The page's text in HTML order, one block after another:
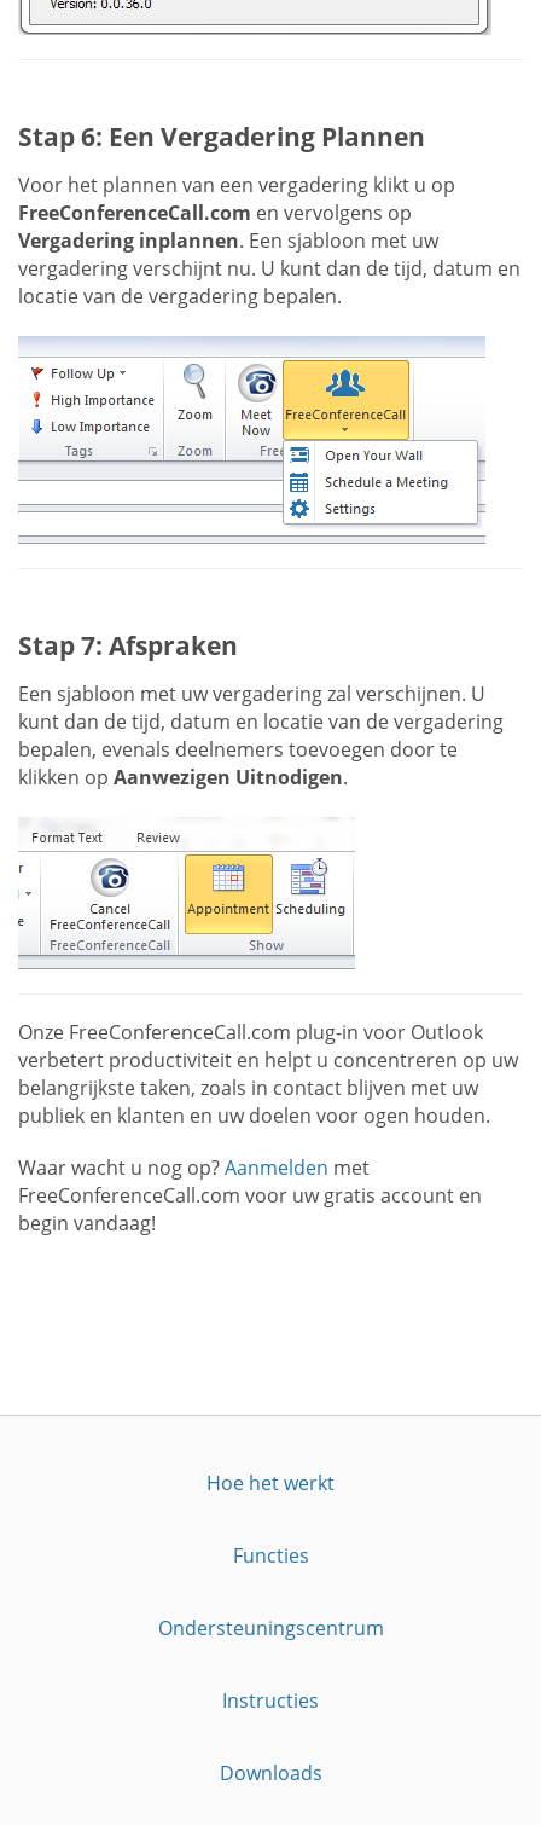
Stap 6: Een Vergadering Plannen
Voor het plannen van een vergadering klikt u op
FreeConferenceCall.com en vervolgens op
Vergadering inplannen. Een sjabloon met uw
vergadering verschijnt nu. U kunt dan de tijd, datum en
locatie van de vergadering bepalen.
Stap 7: Afspraken
Een sjabloon met uw vergadering zal verschijnen. U
kunt dan de tijd, datum en locatie van de vergadering
bepalen, evenals deelnemers toevoegen door te
klikken op Aanwezigen Uitnodigen.
Onze FreeConferenceCall.com plug-in voor Outlook
verbetert productiviteit en helpt u concentreren op uw
belangrijkste taken, zoals in contact blijven met uw
publiek en klanten en uw doelen voor ogen houden.
Waar wacht u nog op?Aanmelden met
FreeConferenceCall.com voor uw gratis account en
begin vandaag!
Hoe het werkt
Functies
Ondersteuningscentrum
Instructies
Downloads